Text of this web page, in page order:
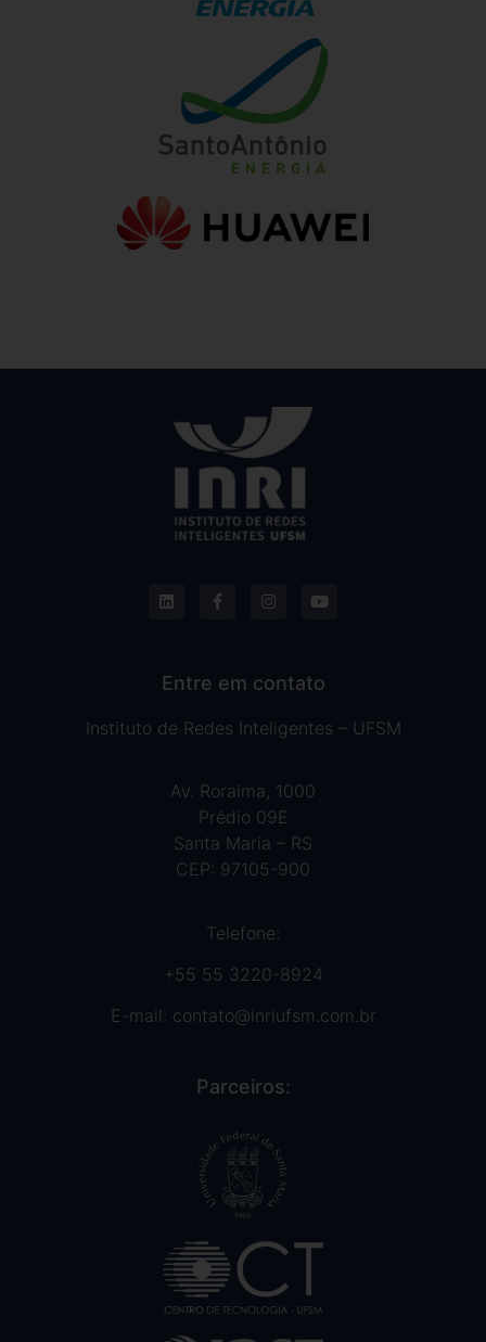
Entre em contato
Instituto de Redes Inteligentes – UFSM
Av. Roraima, 1000
Prédio 09E
Santa Maria – RS
CEP: 97105-900
Telefone:
+55 55 3220-8924
E-mail: contato@inriufsm.com.br
Parceiros: